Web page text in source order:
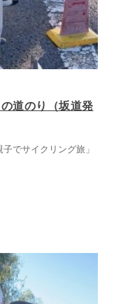
道のり（坂道発
子でサイクリング旅」